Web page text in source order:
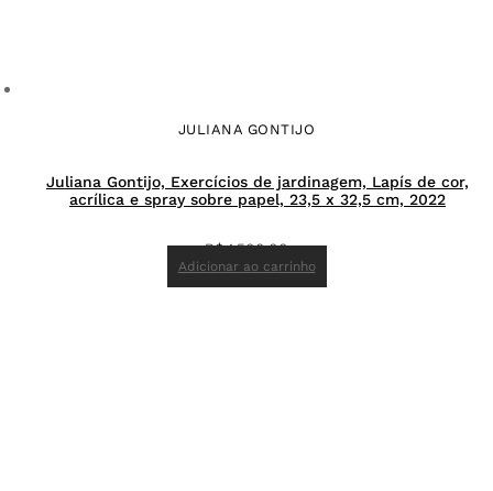
JULIANA GONTIJO
Juliana Gontijo, Exercícios de jardinagem, Lapís de cor,
acrílica e spray sobre papel, 23,5 x 32,5 cm, 2022
R$1.500,00
Adicionar ao carrinho